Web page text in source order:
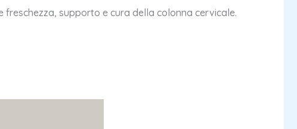
freschezza, supporto e cura della colonna cervicale.